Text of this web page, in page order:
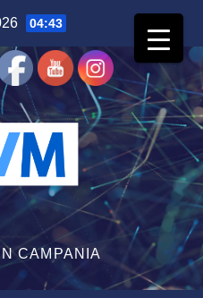
04:43
CAMPANIA